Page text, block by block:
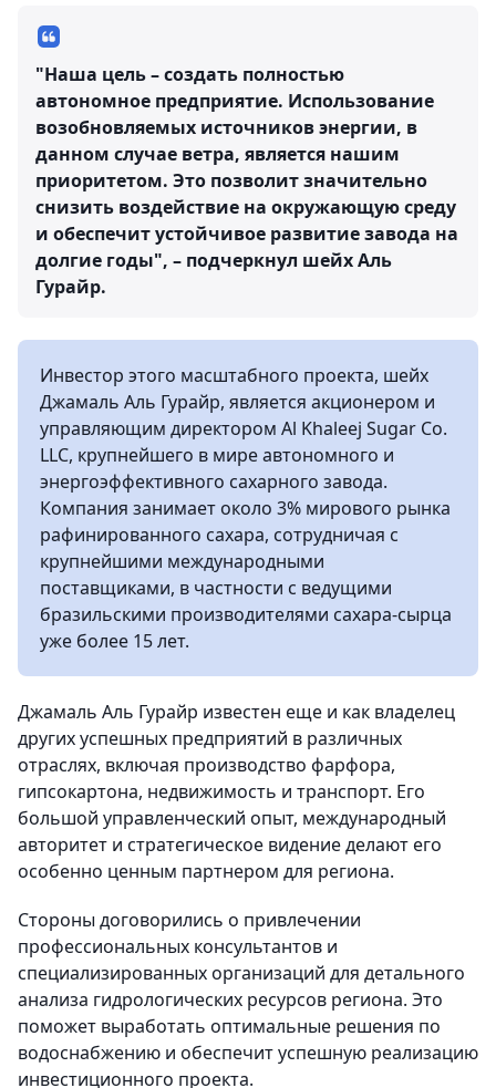
"Наша цель – создать полностью
автономное предприятие. Использование
возобновляемых источников энергии, в
данном случае ветра, является нашим
приоритетом. Это позволит значительно
снизить воздействие на окружающую среду
и обеспечит устойчивое развитие завода на
долгие годы", – подчеркнул шейх Аль
Гурайр.
Инвестор этого масштабного проекта, шейх
Джамаль Аль Гурайр, является акционером и
управляющим директором Al Khaleej Sugar Co.
LLC, крупнейшего в мире автономного и
энергоэффективного сахарного завода.
Компания занимает около 3% мирового рынка
рафинированного сахара, сотрудничая с
крупнейшими международными
поставщиками, в частности с ведущими
бразильскими производителями сахара-сырца
уже более 15 лет.
Джамаль Аль Гурайр известен еще и как владелец
других успешных предприятий в различных
отраслях, включая производство фарфора,
гипсокартона, недвижимость и транспорт. Его
большой управленческий опыт, международный
авторитет и стратегическое видение делают его
особенно ценным партнером для региона.
Стороны договорились о привлечении
профессиональных консультантов и
специализированных организаций для детального
анализа гидрологических ресурсов региона. Это
поможет выработать оптимальные решения по
водоснабжению и обеспечит успешную реализацию
инвестиционного проекта.